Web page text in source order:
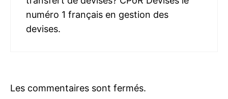
numéro 1 français en gestion des
devises.
Les commentaires sont fermés.